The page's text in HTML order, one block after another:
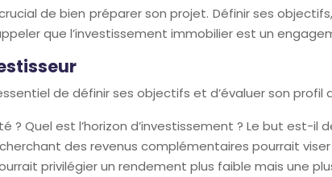
de bien préparer son projet. Définir ses
que l’investissement immobilier est un
de définir ses objectifs et d’évaluer son profil
? Quel est l’horizon d’investissement ? Le but est-
des revenus complémentaires pourrait
privilégier un rendement plus faible mais une